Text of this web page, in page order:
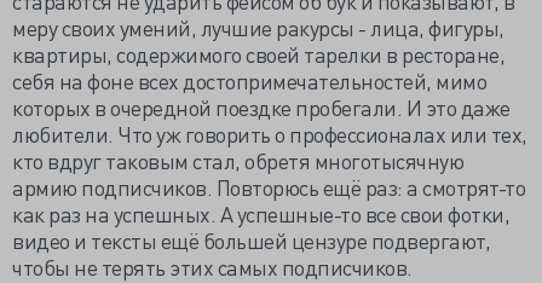
меру своих умений, лучшие ракурсы - лица, фигуры,
квартиры, содержимого своей тарелки в ресторане,
себя на фоне всех достопримечательностей, мимо
которых в очередной поездке пробегали. И это даже
любители. Что уж говорить о профессионалах или тех,
кто вдруг таковым стал, обретя многотысячную
армию подписчиков. Повторюсь ещё раз: а смотрят-то
как раз на успешных. А успешные-то все свои фотки,
видео и тексты ещё большей цензуре подвергают,
чтобы не терять этих самых подписчиков.